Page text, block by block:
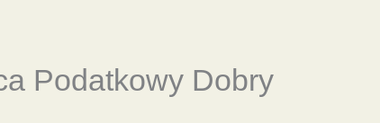
Podatkowy Dobry